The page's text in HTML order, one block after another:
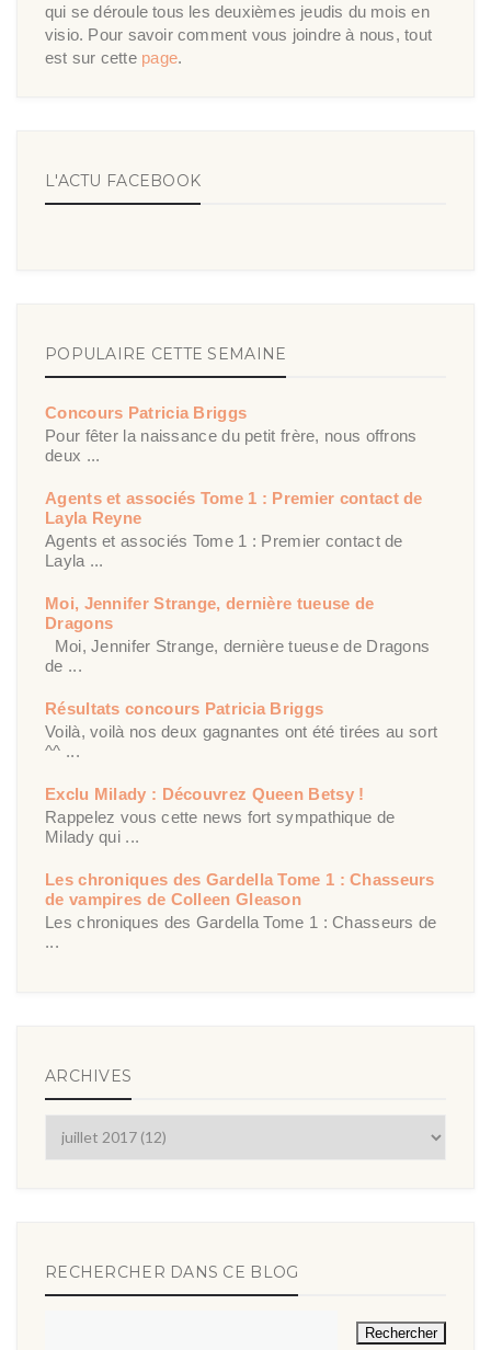
qui se déroule tous les deuxièmes jeudis du mois en
visio. Pour savoir comment vous joindre à nous, tout
est sur cette page.
L'ACTU FACEBOOK
POPULAIRE CETTE SEMAINE
Concours Patricia Briggs
Pour fêter la naissance du petit frère, nous offrons
deux ...
Agents et associés Tome 1 : Premier contact de
Layla Reyne
Agents et associés Tome 1 : Premier contact de
Layla ...
Moi, Jennifer Strange, dernière tueuse de
Dragons
Moi, Jennifer Strange, dernière tueuse de Dragons
de ...
Résultats concours Patricia Briggs
Voilà, voilà nos deux gagnantes ont été tirées au sort
^^ ...
Exclu Milady : Découvrez Queen Betsy !
Rappelez vous cette news fort sympathique de
Milady qui ...
Les chroniques des Gardella Tome 1 : Chasseurs
de vampires de Colleen Gleason
Les chroniques des Gardella Tome 1 : Chasseurs de
...
ARCHIVES
RECHERCHER DANS CE BLOG